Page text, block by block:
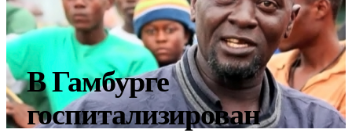
В Гамбурге
госпитализирован